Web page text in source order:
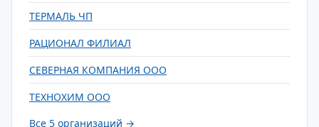
ТЕРМАЛЬ ЧП
РАЦИОНАЛ ФИЛИАЛ
СЕВЕРНАЯ КОМПАНИЯ ООО
ТЕХНОХИМ ООО
Все 5 организаций →